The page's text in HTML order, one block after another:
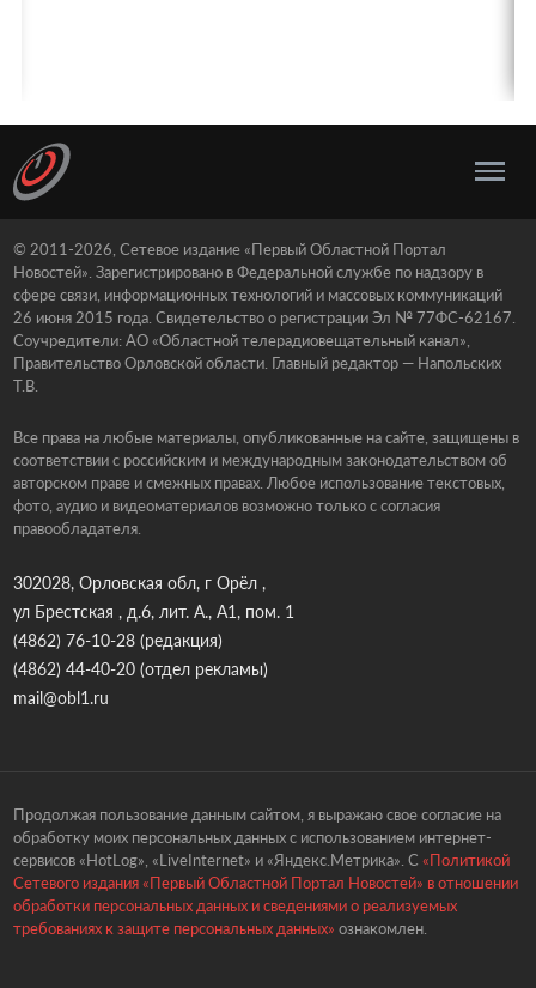
© 2011-2026, Сетевое издание «Первый Областной Портал
Новостей». Зарегистрировано в Федеральной службе по надзору в
сфере связи, информационных технологий и массовых коммуникаций
26 июня 2015 года. Свидетельство о регистрации Эл № 77ФС-62167.
Соучредители: АО «Областной телерадиовещательный канал»,
Правительство Орловской области. Главный редактор — Напольских
Т.В.
Все права на любые материалы, опубликованные на сайте, защищены в
соответствии с российским и международным законодательством об
авторском праве и смежных правах. Любое использование текстовых,
фото, аудио и видеоматериалов возможно только с согласия
правообладателя.
302028, Орловская обл, г Орёл ,
ул Брестская , д.6, лит. А., А1, пом. 1
(4862) 76-10-28(редакция)
(4862) 44-40-20(отдел рекламы)
mail@obl1.ru
Продолжая пользование данным сайтом, я выражаю свое согласие на
обработку моих персональных данных с использованием интернет-
сервисов «HotLog», «LiveInternet» и «Яндекс.Метрика». С «Политикой
Сетевого издания «Первый Областной Портал Новостей» в отношении
обработки персональных данных и сведениями о реализуемых
требованиях к защите персональных данных» ознакомлен.